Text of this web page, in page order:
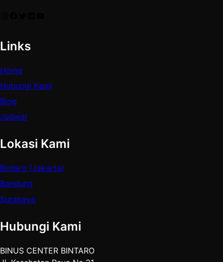
Links
Home
Hubungi Kami
Blog
Jadwal
Lokasi Kami
Bintaro (Jakarta)
Bandung
Surabaya
Hubungi Kami
BINUS CENTER BINTARO